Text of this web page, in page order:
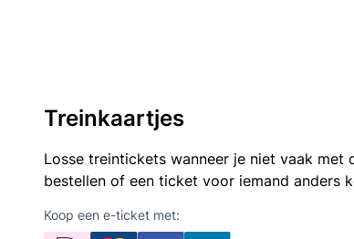
Treinkaartjes
Losse treintickets wanneer je niet vaak
bestellen of een ticket voor iemand anders
Koop een e-ticket met: